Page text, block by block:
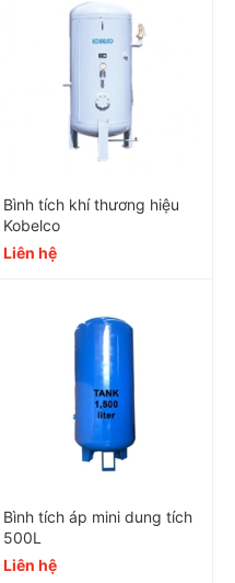
đầy đủ giấy tờ chứng
hành] chính hãng.
vực áp dụng].
gian] nếu có lỗi từ nhà
Bình tích khí thương hiệu
Kobelco
Liên hệ
Bình tích áp mini dung tích
500L
Liên hệ